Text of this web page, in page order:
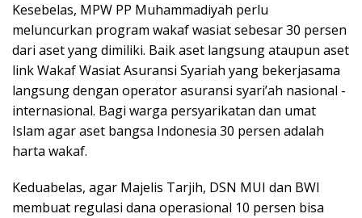
Kesebelas, MPW PP Muhammadiyah perlu
meluncurkan program wakaf wasiat sebesar 30 persen
dari aset yang dimiliki. Baik aset langsung ataupun aset
link Wakaf Wasiat Asuransi Syariah yang bekerjasama
langsung dengan operator asuransi syari’ah nasional -
internasional. Bagi warga persyarikatan dan umat
Islam agar aset bangsa Indonesia 30 persen adalah
harta wakaf.
Keduabelas, agar Majelis Tarjih, DSN MUI dan BWI
membuat regulasi dana operasional 10 persen bisa